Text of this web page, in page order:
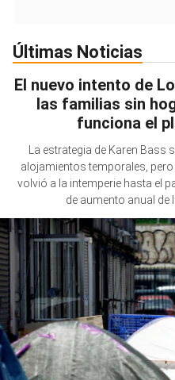
Últimas Noticias
El nuevo intento de
las familias sin
funciona el
La estrategia de Karen
alojamientos temporales,
volvió a la intemperie hasta el
de aumento anual de